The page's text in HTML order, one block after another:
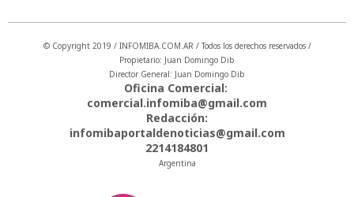
© Copyright 2019 / INFOMIBA.COM.AR / Todos los derechos reservados /
Propietario: Juan Domingo Dib
Director General: Juan Domingo Dib
Oficina Comercial:
comercial.infomiba@gmail.com
Redacción:
infomibaportaldenoticias@gmail.com
2214184801
Argentina